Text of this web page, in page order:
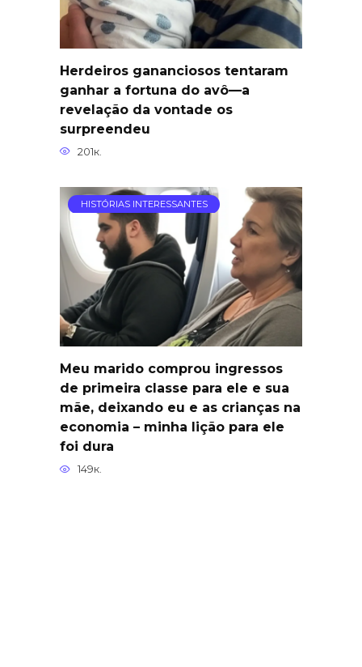
Herdeiros gananciosos tentaram
ganhar a fortuna do avô—a
revelação da vontade os
surpreendeu
201к.
HISTÓRIAS INTERESSANTES
Meu marido comprou ingressos
de primeira classe para ele e sua
mãe, deixando eu e as crianças na
economia – minha lição para ele
foi dura
149к.